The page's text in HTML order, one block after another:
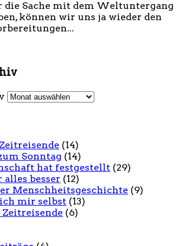
die Sache mit dem Weltuntergang
können wir uns ja wieder den
(14)
Sonntag (14)
hat festgestellt (29)
besser (12)
Menschheitsgeschichte (9)
mir selbst (13)
(6)